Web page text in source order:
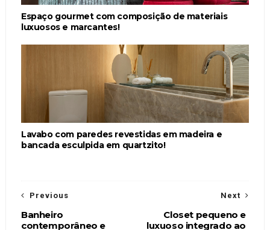
Espaço gourmet com composição de materiais
luxuosos e marcantes!
Lavabo com paredes revestidas em madeira e
bancada esculpida em quartzito!
Next
Closet pequeno e
luxuoso integrado ao
Previous
Banheiro
contemporâneo e